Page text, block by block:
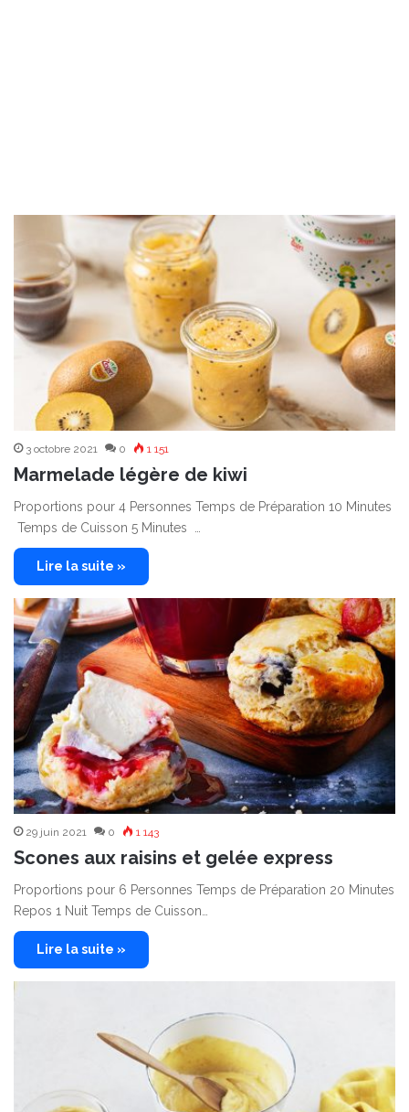
3 octobre 2021 0 1 151
Marmelade légère de kiwi
Proportions pour 4 Personnes Temps de Préparation 10 Minutes
Temps de Cuisson 5 Minutes …
Lire la suite »
29 juin 2021 0 1 143
Scones aux raisins et gelée express
Proportions pour 6 Personnes Temps de Préparation 20 Minutes
Repos 1 Nuit Temps de Cuisson…
Lire la suite »